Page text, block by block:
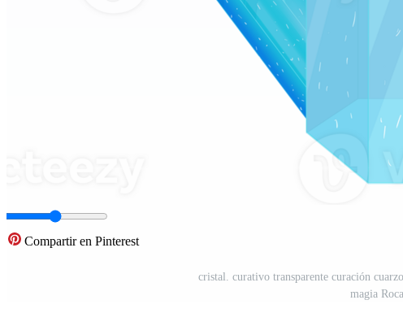
Compartir en Pinterest
cristal. curativo transparente curación
magia